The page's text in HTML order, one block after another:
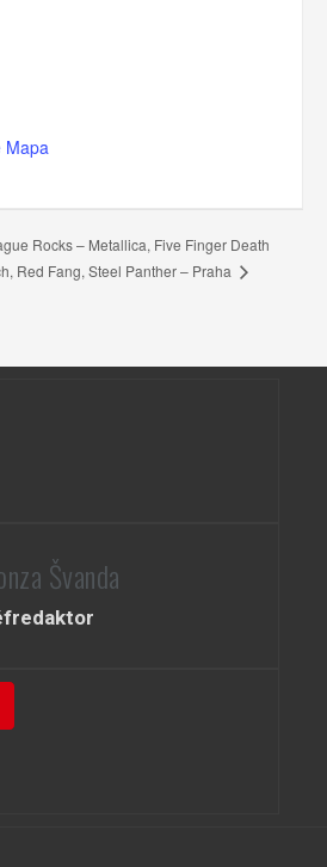
Mapa
Rocks – Metallica, Five Finger Death
Red Fang, Steel Panther – Praha
Švanda